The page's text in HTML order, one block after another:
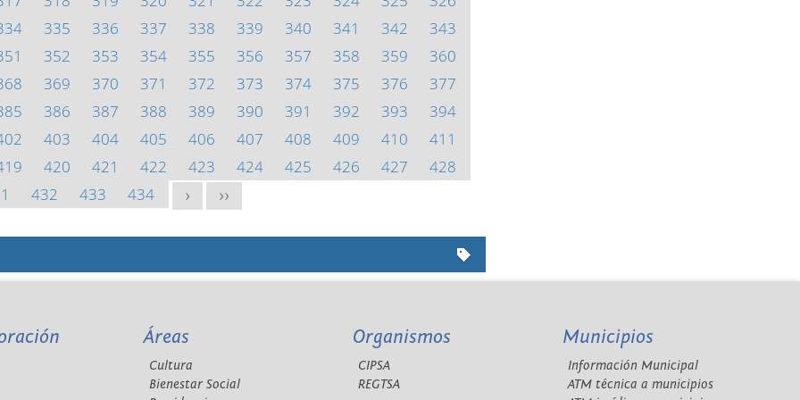
335 336 337 338 339 340 341 342
343
352 353 354 355 356 357 358 359
360
369 370 371 372 373 374 375 376
377
386 387 388 389 390 391 392 393
394
403 404 405 406 407 408 409 410
411
420 421 422 423 424 425 426 427
428
432 433 434 > >>
Áreas
Cultura
Bienestar Social
Organismos
CIPSA
REGTSA
Municipios
Información Municipal
ATM técnica a municipios